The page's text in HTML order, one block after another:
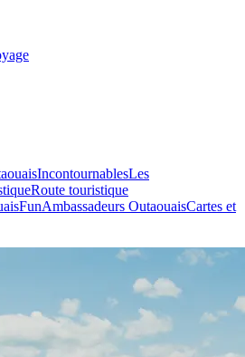
IncontournablesLes
Route touristique
Ambassadeurs OutaouaisCartes et